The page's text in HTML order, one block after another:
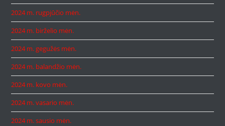
2024 m. rugpjūčio mėn.
2024 m. birželio mėn.
2024 m. gegužės mėn.
2024 m. balandžio mėn.
2024 m. kovo mėn.
2024 m. vasario mėn.
2024 m. sausio mėn.